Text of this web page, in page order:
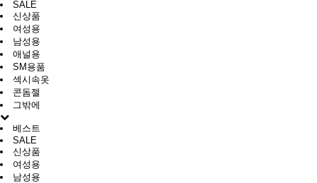
SALE
신상품
여성용
남성용
애널용
SM용품
섹시속옷
콘돔젤
그밖에
베스트
SALE
신상품
여성용
남성용